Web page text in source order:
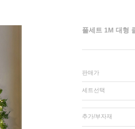
풀세트 1M 대형
판매가
세트선택
추가/부자재